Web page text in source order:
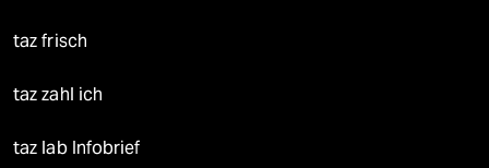
taz frisch
taz zahl ich
taz lab Infobrief